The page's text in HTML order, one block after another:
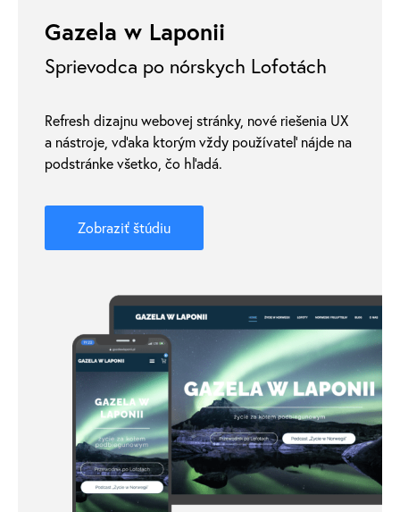
Gazela w Laponii
Sprievodca po nórskych Lofotách
Refresh dizajnu webovej stránky, nové riešenia UX
a nástroje, vďaka ktorým vždy používateľ nájde na
podstránke všetko, čo hľadá.
Zobraziť štúdiu